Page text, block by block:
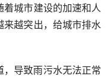
城市建设的加速和人
来越突出，给城市排水
导致雨污水无法正常